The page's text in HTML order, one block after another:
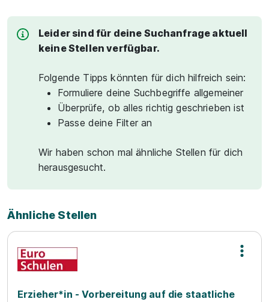
Leider sind für deine Suchanfrage aktuell
keine Stellen verfügbar.
Folgende Tipps könnten für dich hilfreich sein:
Formuliere deine Suchbegriffe allgemeiner
Überprüfe, ob alles richtig geschrieben ist
Passe deine Filter an
Wir haben schon mal ähnliche Stellen für dich
herausgesucht.
Ähnliche Stellen
Erzieher*in - Vorbereitung auf die staatliche